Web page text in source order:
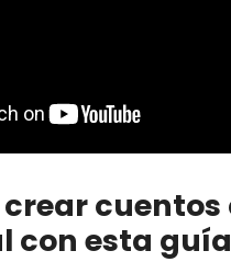
cuentos
con esta guía